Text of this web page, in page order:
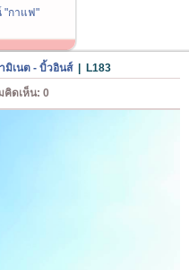
"กาแฟ"
มิเนต - บิ้วอินส์|
L183
คิดเห็น: 0